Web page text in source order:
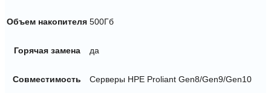
Объем накопителя 500Гб
Горячая замена да
Совместимость Серверы HPE Proliant Gen8/Gen9/Gen10